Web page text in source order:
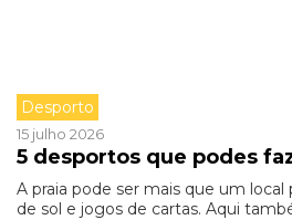
Desporto
15 julho 2026
5 desportos que podes
A praia pode ser mais que um local
de sol e jogos de cartas. Aqui